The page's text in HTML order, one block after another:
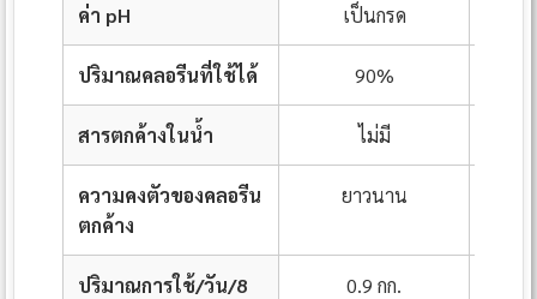
ค่า pH เป็นกรด
ปริมาณคลอรีนที่ใช้ได้ 90%
สารตกค้างในน้ำ ไม่มี
ความคงตัวของคลอรีน
ตกค้าง
ยาวนาน
ปริมาณการใช้/วัน/8
0.9 กก.